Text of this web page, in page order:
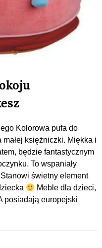
Kolorowa pufa do
księżniczki. Miękka i
będzie fantastycznym
To wspaniały
świetny element
Meble dla dzieci,
posiadają europejski